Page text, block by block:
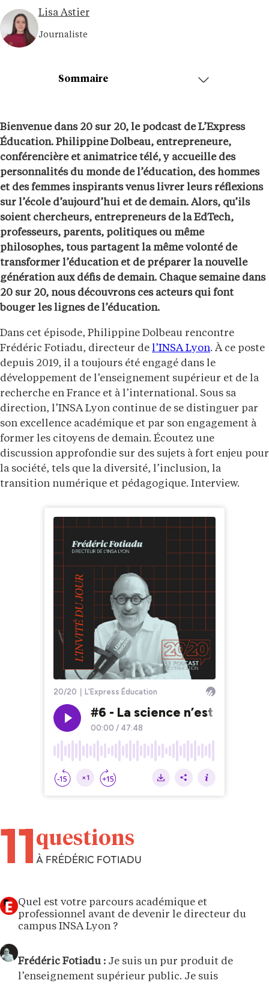
Lisa Astier
Journaliste
Bienvenue dans 20 sur 20, le podcast de L’Express
Éducation. Philippine Dolbeau, entrepreneure,
conférencière et animatrice télé, y accueille des
personnalités du monde de l’éducation, des hommes
et des femmes inspirants venus livrer leurs réflexions
sur l’école d’aujourd’hui et de demain. Alors, qu’ils
soient chercheurs, entrepreneurs de la EdTech,
professeurs, parents, politiques ou même
philosophes, tous partagent la même volonté de
transformer l’éducation et de préparer la nouvelle
génération aux défis de demain. Chaque semaine dans
20 sur 20, nous découvrons ces acteurs qui font
bouger les lignes de l’éducation.
Dans cet épisode, Philippine Dolbeau rencontre
Frédéric Fotiadu, directeur de l’INSA Lyon. À ce poste
depuis 2019, il a toujours été engagé dans le
développement de l’enseignement supérieur et de la
recherche en France et à l’international. Sous sa
direction, l’INSA Lyon continue de se distinguer par
son excellence académique et par son engagement à
former les citoyens de demain. Écoutez une
discussion approfondie sur des sujets à fort enjeu pour
la société, tels que la diversité, l’inclusion, la
transition numérique et pédagogique. Interview.
11questions
À FRÉDÉRIC FOTIADU
Quel est votre parcours académique et
professionnel avant de devenir le directeur du
campus INSA Lyon ?
Frédéric Fotiadu : Je suis un pur produit de
l’enseignement supérieur public. Je suis
Sommaire